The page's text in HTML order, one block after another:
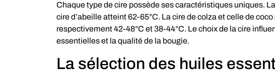
Chaque type de cire possède ses caractéristiques uniques.
cire d’abeille atteint 62-65°C. La cire de colza et celle de
respectivement 42-48°C et 38-44°C. Le choix de la cire
essentielles et la qualité de la bougie.
La sélection des huiles